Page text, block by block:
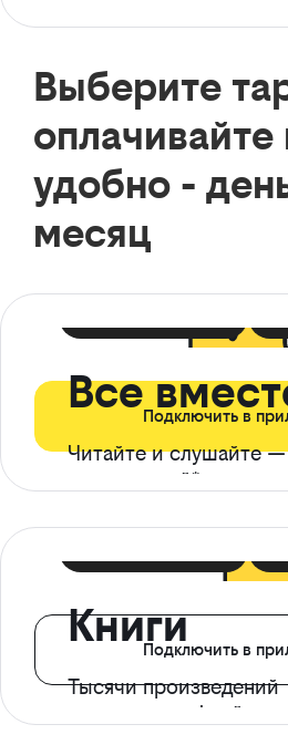
Выберите
оплачивайте
удобно -
месяц
Все
Читайте и слушайте
ограничений*
Подключить в
Книги
Тысячи произведений
с доступом офлайн
Подключить в